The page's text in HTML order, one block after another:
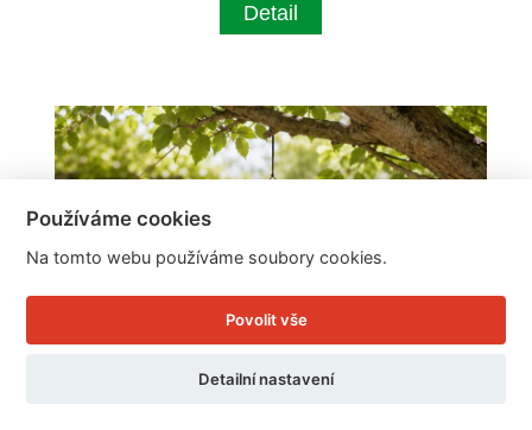
Detail
Používáme cookies
Na tomto webu používáme soubory cookies.
Povolit vše
Detailní nastavení